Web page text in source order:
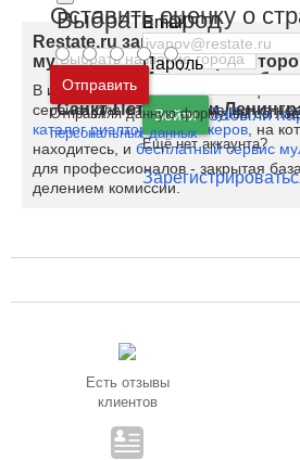
Выбрать город
Москва и
Московская
Санкт-Петербург и
Email
Пароль
Войти Забыли
Ещё нет аккаунта?
Restate.ru запускает закрытую
мультилистинга для
В июне 2020 на Restate полноценно
сервиса для специалистов рынка
каталог риэлторов и брокеров , на
находитесь, и бесплатный сервис
для профессионалов - закрытая
делением комиссии.
Есть отзывы
клиентов
Оставить оценку о
Отправить
Отправляя данную форму, вы
персональных данных